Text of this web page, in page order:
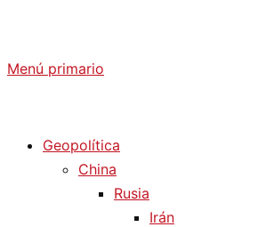
Menú primario
Geopolítica
China
Rusia
Irán